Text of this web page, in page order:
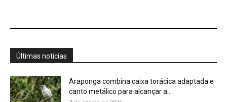
A árvore que não deixa a água escapar ajuda
7 de agosto de 2026